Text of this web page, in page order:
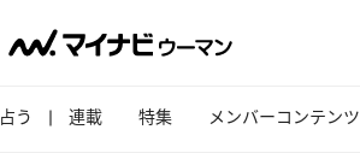
占う 連載 特集 メンバーコンテンツ